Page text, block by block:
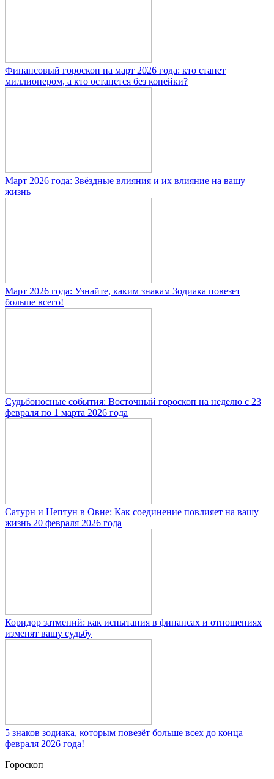
Финансовый гороскоп на март 2026 года: кто станет
миллионером, а кто останется без копейки?
Март 2026 года: Звёздные влияния и их влияние на вашу
жизнь
Март 2026 года: Узнайте, каким знакам Зодиака повезет
больше всего!
Судьбоносные события: Восточный гороскоп на неделю с 23
февраля по 1 марта 2026 года
Сатурн и Нептун в Овне: Как соединение повлияет на вашу
жизнь 20 февраля 2026 года
Коридор затмений: как испытания в финансах и отношениях
изменят вашу судьбу
5 знаков зодиака, которым повезёт больше всех до конца
февраля 2026 года!
Гороскоп